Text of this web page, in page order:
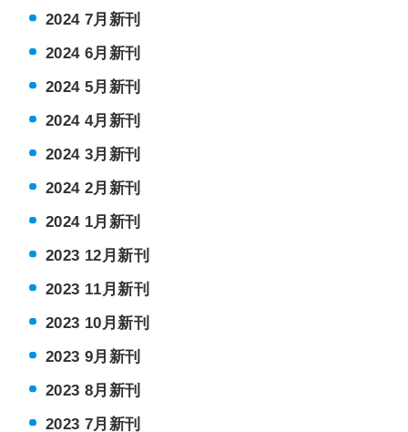
2024 7月新刊
2024 6月新刊
2024 5月新刊
2024 4月新刊
2024 3月新刊
2024 2月新刊
2024 1月新刊
2023 12月新刊
2023 11月新刊
2023 10月新刊
2023 9月新刊
2023 8月新刊
2023 7月新刊